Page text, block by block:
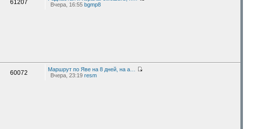
61207
Вчера, 16:55 bgmp8
60072
Маршрут по Яве на 8 дней, на а…
Вчера, 23:19 resm